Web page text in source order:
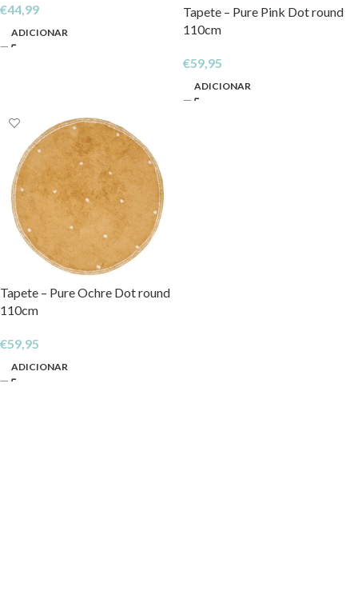
€44,99
ADICIONAR
Tapete – Pure Pink Dot round
110cm
€59,95
ADICIONAR
Tapete – Pure Ochre Dot round
110cm
€59,95
ADICIONAR